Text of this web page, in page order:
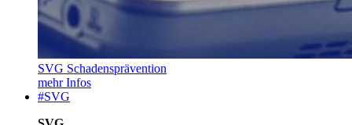
SVG Schadensprävention
mehr Infos
#SVG